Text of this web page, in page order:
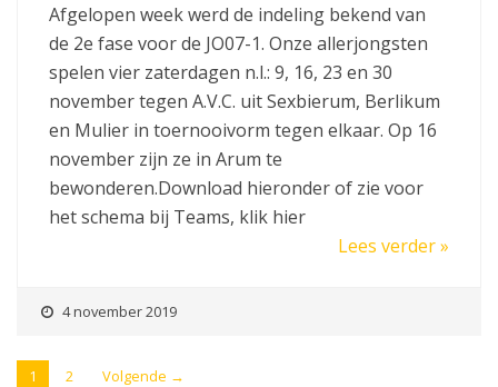
Afgelopen week werd de indeling bekend van
de 2e fase voor de JO07-1. Onze allerjongsten
spelen vier zaterdagen n.l.: 9, 16, 23 en 30
november tegen A.V.C. uit Sexbierum, Berlikum
en Mulier in toernooivorm tegen elkaar. Op 16
november zijn ze in Arum te
bewonderen.Download hieronder of zie voor
het schema bij Teams, klik hier
Lees verder »
4 november 2019
1 2 Volgende →